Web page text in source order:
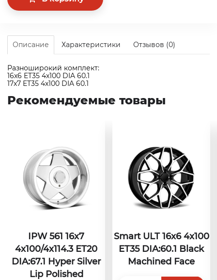
Описание Характеристики Отзывов (0)
Разноширокий комплект:
16x6 ET35 4x100 DIA 60.1
17x7 ET35 4x100 DIA 60.1
Рекомендуемые товары
IPW 561 16x7
4x100/4x114.3 ET20
DIA:67.1 Hyper Silver
Lip Polished
Smart ULT 16x6 4x100
ET35 DIA:60.1 Black
Machined Face